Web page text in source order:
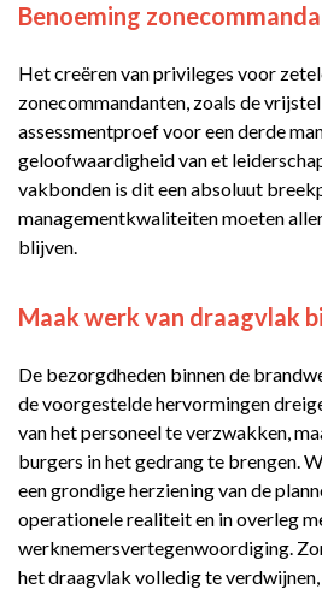
Benoeming
Het creëren van privileges voor
zonecommandanten, zoals de
assessmentproef voor een derde
geloofwaardigheid van et
vakbonden is dit een absoluut
managementkwaliteiten moeten
blijven.
Maak werk van draagvlak
De bezorgdheden binnen de
de voorgestelde hervormingen
van het personeel te verzwakken,
burgers in het gedrang te brengen.
een grondige herziening van de
operationele realiteit en in overleg
werknemersvertegenwoordiging.
het draagvlak volledig te